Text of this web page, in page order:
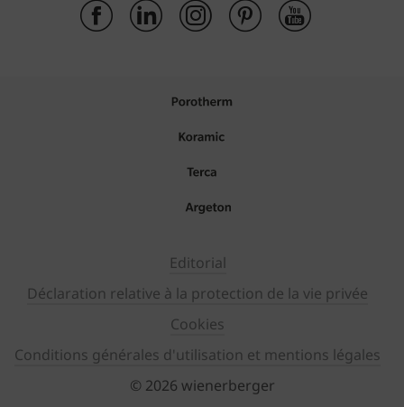
Editorial
Déclaration relative à la protection de la vie privée
Cookies
Conditions générales d'utilisation et mentions légales
© 2026 wienerberger